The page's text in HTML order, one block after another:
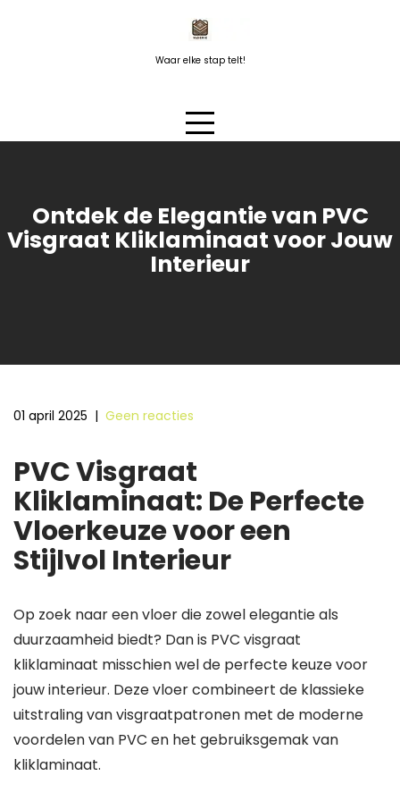
Waar elke stap telt!
Ontdek de Elegantie van PVC
Visgraat Kliklaminaat voor Jouw
Interieur
01 april 2025 | Geen reacties
PVC Visgraat
Kliklaminaat: De Perfecte
Vloerkeuze voor een
Stijlvol Interieur
Op zoek naar een vloer die zowel elegantie als
duurzaamheid biedt? Dan is PVC visgraat
kliklaminaat misschien wel de perfecte keuze voor
jouw interieur. Deze vloer combineert de klassieke
uitstraling van visgraatpatronen met de moderne
voordelen van PVC en het gebruiksgemak van
kliklaminaat.